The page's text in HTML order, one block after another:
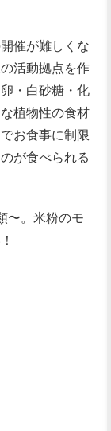
催が難しくな
活動拠点を作
・白砂糖・化
植物性の食材
お食事に制限
が食べられる
〜。米粉のモ